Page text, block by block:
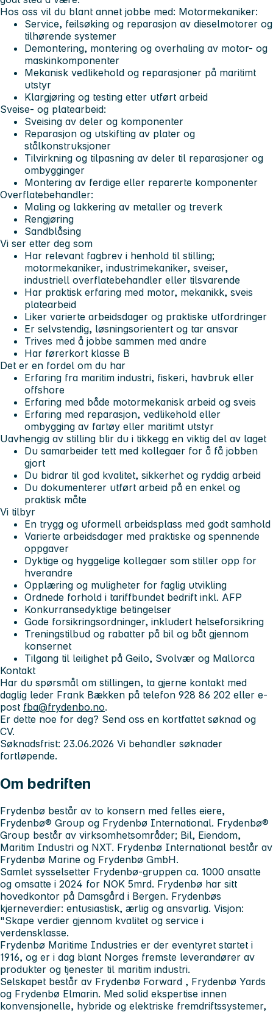
Hos oss vil du blant annet jobbe med: Motormekaniker:
Service, feilsøking og reparasjon av dieselmotorer og
tilhørende systemer
Demontering, montering og overhaling av motor- og
maskinkomponenter
Mekanisk vedlikehold og reparasjoner på maritimt
utstyr
Klargjøring og testing etter utført arbeid
Sveise- og platearbeid:
Sveising av deler og komponenter
Reparasjon og utskifting av plater og
stålkonstruksjoner
Tilvirkning og tilpasning av deler til reparasjoner og
ombygginger
Montering av ferdige eller reparerte komponenter
Overflatebehandler:
Maling og lakkering av metaller og treverk
Rengjøring
Sandblåsing
Vi ser etter deg som
Har relevant fagbrev i henhold til stilling;
motormekaniker, industrimekaniker, sveiser,
industriell overflatebehandler eller tilsvarende
Har praktisk erfaring med motor, mekanikk, sveis
platearbeid
Liker varierte arbeidsdager og praktiske utfordringer
Er selvstendig, løsningsorientert og tar ansvar
Trives med å jobbe sammen med andre
Har førerkort klasse B
Det er en fordel om du har
Erfaring fra maritim industri, fiskeri, havbruk eller
offshore
Erfaring med både motormekanisk arbeid og sveis
Erfaring med reparasjon, vedlikehold eller
ombygging av fartøy eller maritimt utstyr
Uavhengig av stilling blir du i tikkegg en viktig del av laget
Du samarbeider tett med kollegaer for å få jobben
gjort
Du bidrar til god kvalitet, sikkerhet og ryddig arbeid
Du dokumenterer utført arbeid på en enkel og
praktisk måte
Vi tilbyr
En trygg og uformell arbeidsplass med godt samhold
Varierte arbeidsdager med praktiske og spennende
oppgaver
Dyktige og hyggelige kollegaer som stiller opp for
hverandre
Opplæring og muligheter for faglig utvikling
Ordnede forhold i tariffbundet bedrift inkl. AFP
Konkurransedyktige betingelser
Gode forsikringsordninger, inkludert helseforsikring
Treningstilbud og rabatter på bil og båt gjennom
konsernet
Tilgang til leilighet på Geilo, Svolvær og Mallorca
Kontakt
Har du spørsmål om stillingen, ta gjerne kontakt med
daglig leder Frank Bækken på telefon 928 86 202 eller e-
post fba@frydenbo.no.
Er dette noe for deg? Send oss en kortfattet søknad og
CV.
Søknadsfrist: 23.06.2026 Vi behandler søknader
fortløpende.
Om bedriften
Frydenbø består av to konsern med felles eiere,
Frydenbø® Group og Frydenbø International. Frydenbø®
Group består av virksomhetsområder; Bil, Eiendom,
Maritim Industri og NXT. Frydenbø International består av
Frydenbø Marine og Frydenbø GmbH.
Samlet sysselsetter Frydenbø-gruppen ca. 1000 ansatte
og omsatte i 2024 for NOK 5mrd. Frydenbø har sitt
hovedkontor på Damsgård i Bergen. Frydenbøs
kjerneverdier: entusiastisk, ærlig og ansvarlig. Visjon:
"Skape verdier gjennom kvalitet og service i
verdensklasse.
Frydenbø Maritime Industries er der eventyret startet i
1916, og er i dag blant Norges fremste leverandører av
produkter og tjenester til maritim industri.
Selskapet består av Frydenbø Forward , Frydenbø Yards
og Frydenbø Elmarin. Med solid ekspertise innen
konvensjonelle, hybride og elektriske fremdriftssystemer,